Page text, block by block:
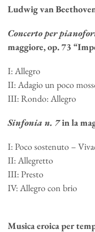
Ludwig van
Concerto per
maggiore, op. 73
I: Allegro
II: Adagio un poco
III: Rondo: Allegro
Sinfonia n. 7in la
I: Poco sostenuto –
II: Allegretto
III: Presto
IV: Allegro con brio
Musica eroica per